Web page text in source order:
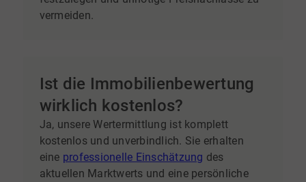
vermeiden.
Ist die Immobilienbewertung
wirklich kostenlos?
Ja, unsere Wertermittlung ist komplett
kostenlos und unverbindlich. Sie erhalten
eine professionelle Einschätzung des
aktuellen Marktwerts und eine persönliche